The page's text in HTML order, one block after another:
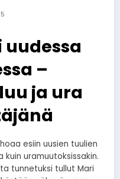
–
ja ura
esiin uusien tuulien
uramuutoksissakin.
tunnetuksi tullut Mari